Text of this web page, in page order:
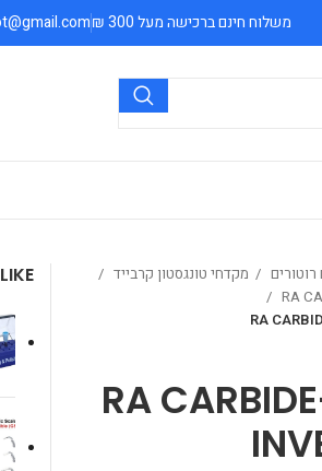
משלוח חינם ברכישה מעל 300 ₪
מקדחי טונגסטון קרבייד
RA
RA